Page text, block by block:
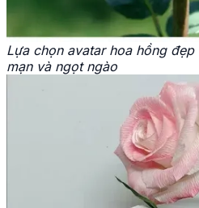
Lựa chọn avatar hoa hồng
mạn và ngọt ngào